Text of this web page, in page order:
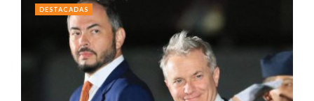
DESTACADAS